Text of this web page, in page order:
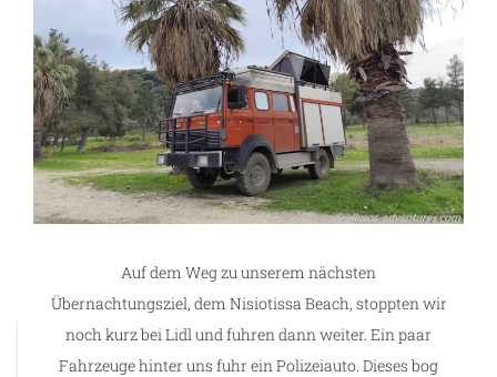
Auf dem Weg zu unserem nächsten
Übernachtungsziel, dem Nisiotissa Beach, stoppten wir
noch kurz bei Lidl und fuhren dann weiter. Ein paar
Fahrzeuge hinter uns fuhr ein Polizeiauto. Dieses bog